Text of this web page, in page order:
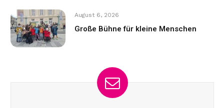
August 6, 2026
Große Bühne für kleine Menschen